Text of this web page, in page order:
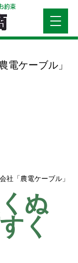
約束
電ケーブル」
社「農電ケーブル」
ぬ
く